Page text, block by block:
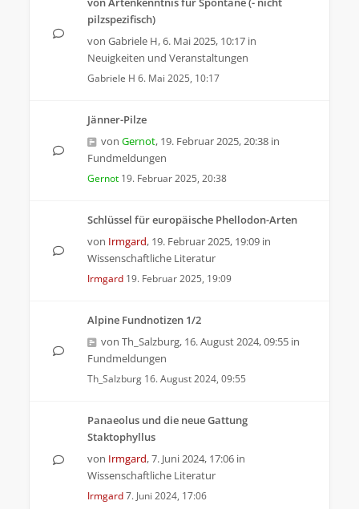
pilzspezifisch)
von Gabriele H,6. Mai 2025, 10:17 in
Neuigkeiten und Veranstaltungen
Gabriele H 6. Mai 2025, 10:17
Jänner-Pilze
von Gernot, 19. Februar 2025, 20:38 in
Fundmeldungen
Gernot 19. Februar 2025, 20:38
Schlüssel für europäische Phellodon-Arten
von Irmgard, 19. Februar 2025, 19:09 in
Wissenschaftliche Literatur
Irmgard 19. Februar 2025, 19:09
Alpine Fundnotizen 1/2
von Th_Salzburg, 16. August 2024, 09:55 in
Fundmeldungen
Th_Salzburg 16. August 2024, 09:55
Panaeolus und die neue Gattung
Staktophyllus
von Irmgard,7. Juni 2024, 17:06 in
Wissenschaftliche Literatur
Irmgard7. Juni 2024, 17:06